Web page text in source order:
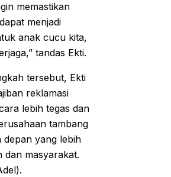
memastikan
menjadi
anak cucu kita,
tandas Ekti.
tersebut, Ekti
reklamasi
lebih tegas dan
tambang
depan yang lebih
dan masyarakat.